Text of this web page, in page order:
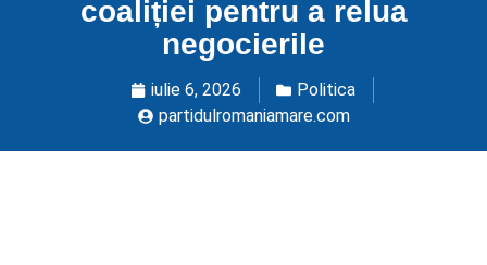
coaliției pentru a relua
negocierile
iulie 6, 2026
Politica
partidulromaniamare.com